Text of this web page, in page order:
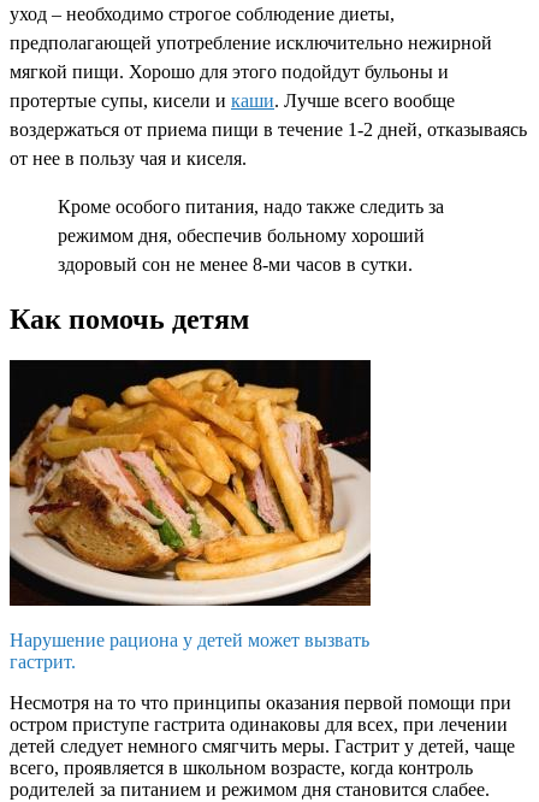
уход – необходимо строгое соблюдение диеты,
предполагающей употребление исключительно нежирной
мягкой пищи. Хорошо для этого подойдут бульоны и
протертые супы, кисели и каши. Лучше всего вообще
воздержаться от приема пищи в течение 1-2 дней, отказываясь
от нее в пользу чая и киселя.
Кроме особого питания, надо также следить за
режимом дня, обеспечив больному хороший
здоровый сон не менее 8-ми часов в сутки.
Как помочь детям
Нарушение рациона у детей может вызвать
гастрит.
Несмотря на то что принципы оказания первой помощи при
остром приступе гастрита одинаковы для всех, при лечении
детей следует немного смягчить меры. Гастрит у детей, чаще
всего, проявляется в школьном возрасте, когда контроль
родителей за питанием и режимом дня становится слабее.